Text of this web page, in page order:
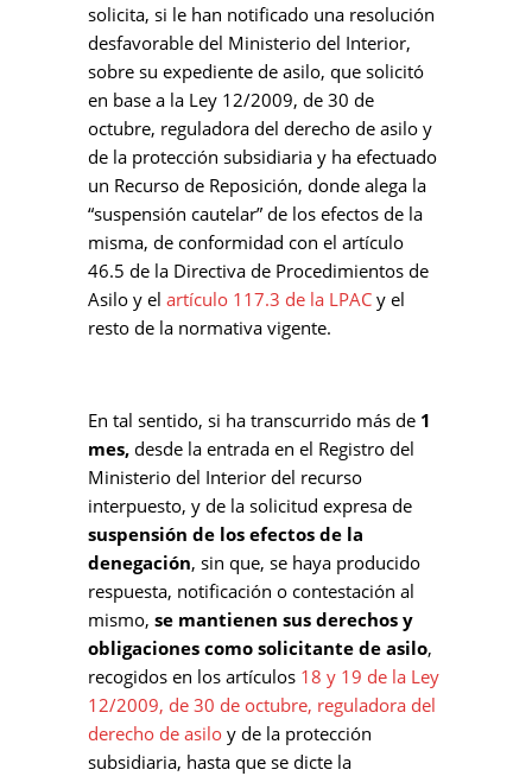
solicita, si le han notificado una resolución
desfavorable del Ministerio del Interior,
sobre su expediente de asilo, que solicitó
en base a la Ley 12/2009, de 30 de
octubre, reguladora del derecho de asilo y
de la protección subsidiaria y ha efectuado
un Recurso de Reposición, donde alega la
“suspensión cautelar” de los efectos de la
misma, de conformidad con el artículo
46.5 de la Directiva de Procedimientos de
Asilo y el artículo 117.3 de la LPAC y el
resto de la normativa vigente.
En tal sentido, si ha transcurrido más de 1
mes, desde la entrada en el Registro del
Ministerio del Interior del recurso
interpuesto, y de la solicitud expresa de
suspensión de los efectos de la
denegación, sin que, se haya producido
respuesta, notificación o contestación al
mismo, se mantienen sus derechos y
obligaciones como solicitante de asilo,
recogidos en los artículos 18 y 19 de la Ley
12/2009, de 30 de octubre, reguladora del
derecho de asilo y de la protección
subsidiaria, hasta que se dicte la